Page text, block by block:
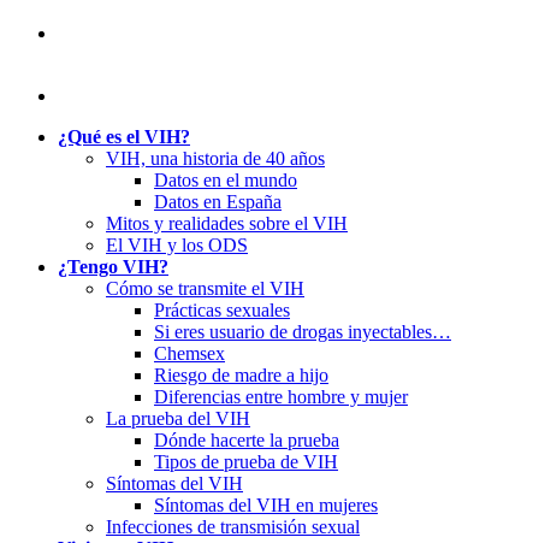
¿Qué es el VIH?
VIH, una historia de 40 años
Datos en el mundo
Datos en España
Mitos y realidades sobre el VIH
El VIH y los ODS
¿Tengo VIH?
Cómo se transmite el VIH
Prácticas sexuales
Si eres usuario de drogas inyectables…
Chemsex
Riesgo de madre a hijo
Diferencias entre hombre y mujer
La prueba del VIH
Dónde hacerte la prueba
Tipos de prueba de VIH
Síntomas del VIH
Síntomas del VIH en mujeres
Infecciones de transmisión sexual